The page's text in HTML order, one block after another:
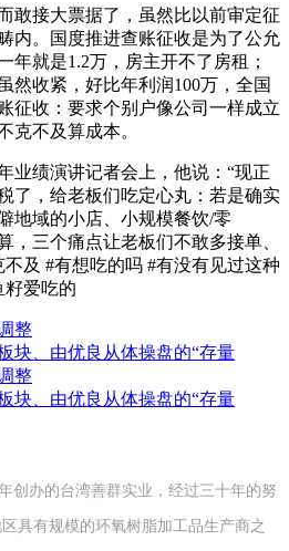
接大票据了，虽然比以前审定征
内。国度推进查账征收是为了公允
年就是1.2万，房主开不了房租；
然收紧，好比年利润100万，全国
征收：要求个别户像公司一样成立
克不及算成本。
绩演讲记者会上，他说：“现正
了，给老板们吃定心丸：若是确实
地域的小店、小规模餐饮/零
，三个痛点让老板们不敢多接单、
及 #有想吃的吗 #有没有见过这种
籽爱吃的
整
块、由优良从体操盘的“存量
整
块、由优良从体操盘的“存量
创办的台湾善群实业，经过三十年的努
具有规模的环氧树脂加工品生产商之